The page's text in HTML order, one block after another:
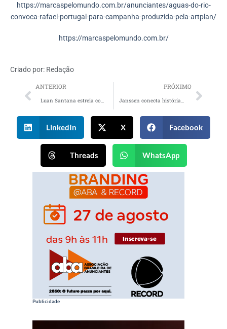
https://marcaspelomundo.com.br/anunciantes/aguas-do-rio-
convoca-rafael-portugal-para-campanha-produzida-pela-artplan/
https://marcaspelomundo.com.br/
Criado por: Redação
ANTERIOR PRÓXIMO
LinkedIn X Facebook
Threads WhatsApp
Publicidade